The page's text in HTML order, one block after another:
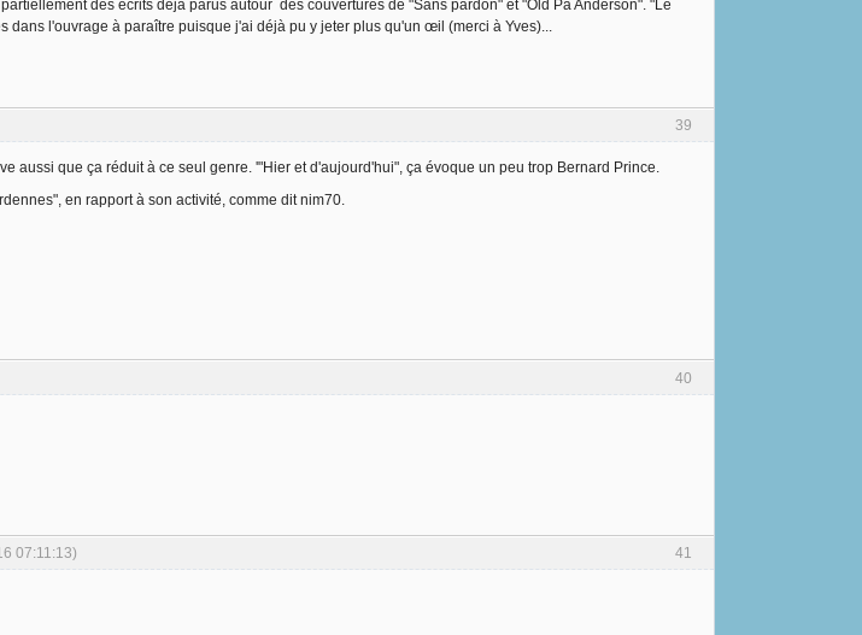
des écrits déjà parus autour des couvertures de "Sans pardon" et "Old Pa Anderson". "Le
dans l'ouvrage à paraître puisque j'ai déjà pu y jeter plus qu'un œil (merci à Yves)...
39
aussi que ça réduit à ce seul genre. '"Hier et d'aujourd'hui", ça évoque un peu trop Bernard Prince.
en rapport à son activité, comme dit nim70.
40
41
07:11:13)